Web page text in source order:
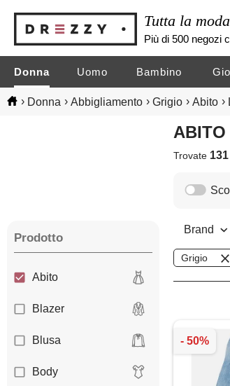
Tutta la
Più di 500 negozi
Donna Uomo Bambino
› Donna › Abbigliamento › Grigio › Abito ›
Trovate 131
Prodotto
Abito
Blazer
Blusa
Body
Brand
Grigio